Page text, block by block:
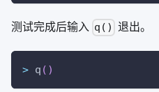
测试完成后输入 q() 退出。
> q ( )